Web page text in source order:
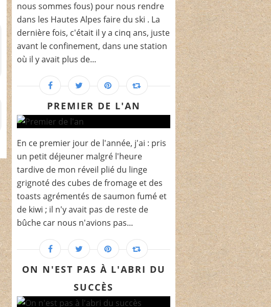
nous sommes fous) pour nous rendre
dans les Hautes Alpes faire du ski . La
dernière fois, c'était il y a cinq ans, juste
avant le confinement, dans une station
où il y avait plus de...
PREMIER DE L'AN
En ce premier jour de l'année, j'ai : pris
un petit déjeuner malgré l'heure
tardive de mon réveil plié du linge
grignoté des cubes de fromage et des
toasts agrémentés de saumon fumé et
de kiwi ; il n'y avait pas de reste de
bûche car nous n'avions pas...
ON N'EST PAS À L'ABRI DU
SUCCÈS